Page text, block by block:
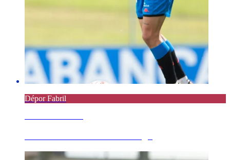
Dépor Fabril